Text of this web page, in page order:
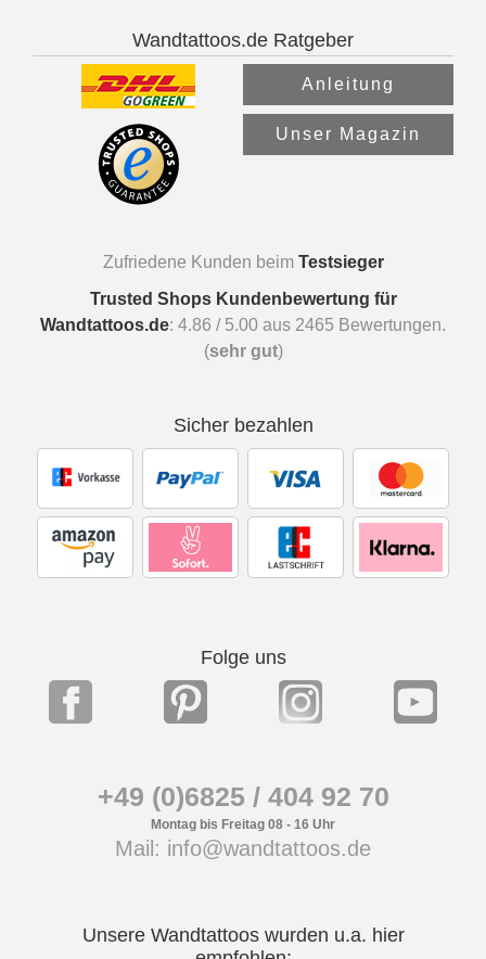
Wandtattoos.de Ratgeber
Anleitung
Unser Magazin
Zufriedene Kunden beim Testsieger
Trusted Shops Kundenbewertung für
Wandtattoos.de: 4.86 / 5.00 aus 2465 Bewertungen.
(sehr gut)
Sicher bezahlen
Folge uns
+49 (0)6825 / 404 92 70
Montag bis Freitag 08 - 16 Uhr
Mail: info@wandtattoos.de
Unsere Wandtattoos wurden u.a. hier